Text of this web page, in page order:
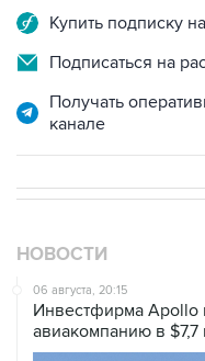
Купить подписку
Подписаться на
Получать
канале
НОВОСТИ
06 августа, 20:15
Инвестфирма Apollo
авиакомпанию в $7,7